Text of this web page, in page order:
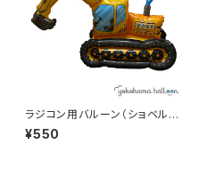
ラジコン用バルーン（ショベルカ
ー）
¥550